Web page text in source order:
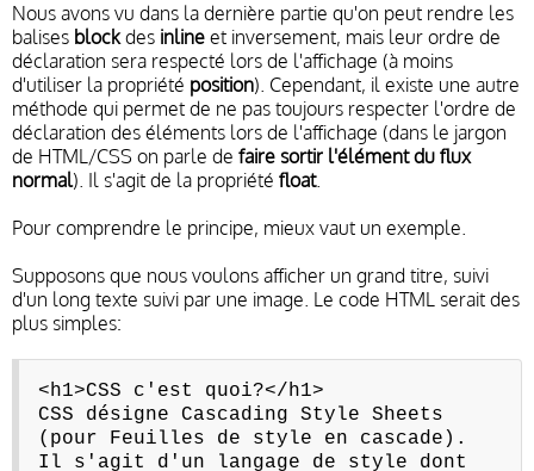
Nous avons vu dans la dernière partie qu'on peut rendre les
balises blockdes inline et inversement, mais leur ordre de
déclaration sera respecté lors de l'affichage (à moins
d'utiliser la propriété position). Cependant, il existe une autre
méthode qui permet de ne pas toujours respecter l'ordre de
déclaration des éléments lors de l'affichage (dans le jargon
de HTML/CSS on parle de faire sortir l'élément du flux
normal). Il s'agit de la propriété float.
Pour comprendre le principe, mieux vaut un exemple.
Supposons que nous voulons afficher un grand titre, suivi
d'un long texte suivi par une image. Le code HTML serait des
plus simples:
<h1>CSS c'est quoi?</h1>
CSS désigne Cascading Style Sheets
(pour Feuilles de style en cascade).
Il s'agit d'un langage de style dont